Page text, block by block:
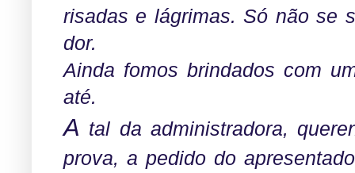
risadas e lágrimas. Só não se
dor.
Ainda fomos brindados com
até.
A tal da administradora,
prova, a pedido do